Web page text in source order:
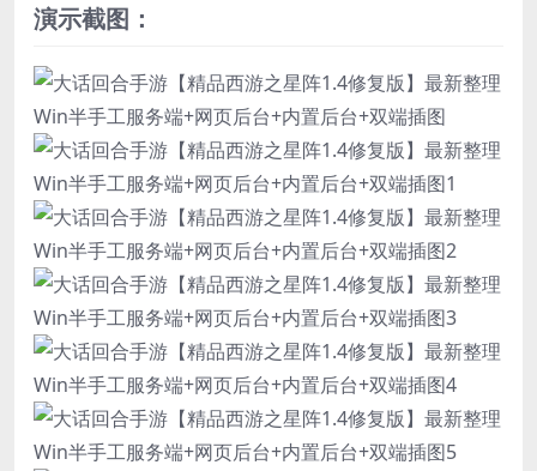
演示截图：